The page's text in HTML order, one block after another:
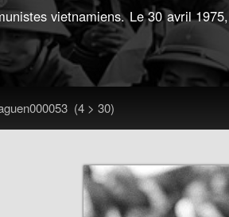
vietnamiens. Le 30 avril 1975,
(4 > 30)